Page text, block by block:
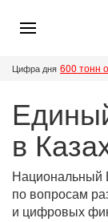
Цифра дня 600 тонн
в
Национальный
по вопросам
и цифровых